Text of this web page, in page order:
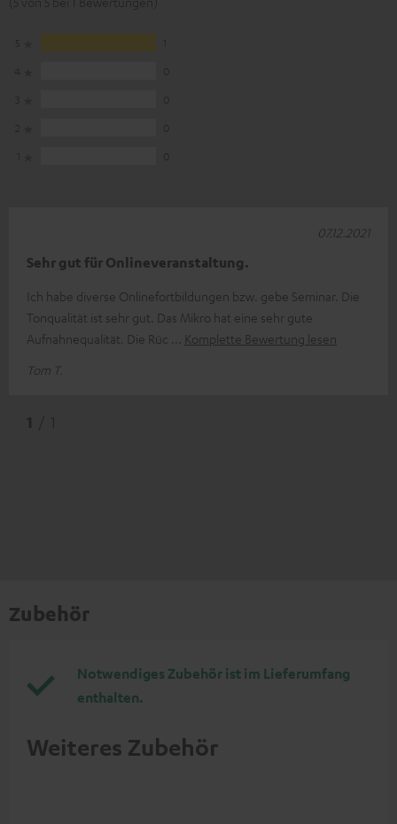
Sehr gut für Onlineveranstaltung.
Ich habe diverse Onlinefortbildungen bzw. gebe Seminar. Die
Tonqualität ist sehr gut. Das Mikro hat eine sehr gute
Aufnahnequalität. Die Rüc
Komplette Bewertung lesen
Tom T.
07.12.2021
Zubehör
Notwendiges Zubehör ist im Lieferumfang
enthalten.
Weiteres Zubehör